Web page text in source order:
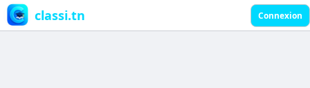
classi.tn Connexion